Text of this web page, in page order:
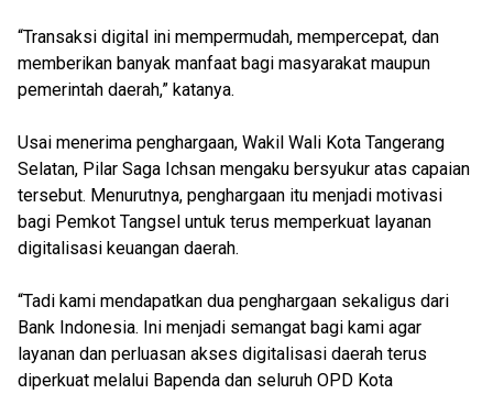
“Transaksi digital ini mempermudah, mempercepat, dan
memberikan banyak manfaat bagi masyarakat maupun
pemerintah daerah,” katanya.
Usai menerima penghargaan, Wakil Wali Kota Tangerang
Selatan, Pilar Saga Ichsan mengaku bersyukur atas capaian
tersebut. Menurutnya, penghargaan itu menjadi motivasi
bagi Pemkot Tangsel untuk terus memperkuat layanan
digitalisasi keuangan daerah.
“Tadi kami mendapatkan dua penghargaan sekaligus dari
Bank Indonesia. Ini menjadi semangat bagi kami agar
layanan dan perluasan akses digitalisasi daerah terus
diperkuat melalui Bapenda dan seluruh OPD Kota